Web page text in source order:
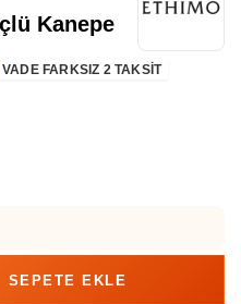
Kanepe
VADE FARKSIZ 2 TAKSİT